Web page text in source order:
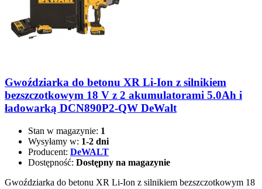
Gwoździarka do betonu XR Li-Ion z silnikiem
bezszczotkowym 18 V z 2 akumulatorami 5.0Ah i
ładowarką DCN890P2-QW DeWalt
Stan w magazynie: 1
Wysyłamy w: 1-2 dni
Producent: DeWALT
Dostępność: Dostępny na magazynie
Gwoździarka do betonu XR Li-Ion z silnikiem bezszczotkowym 18